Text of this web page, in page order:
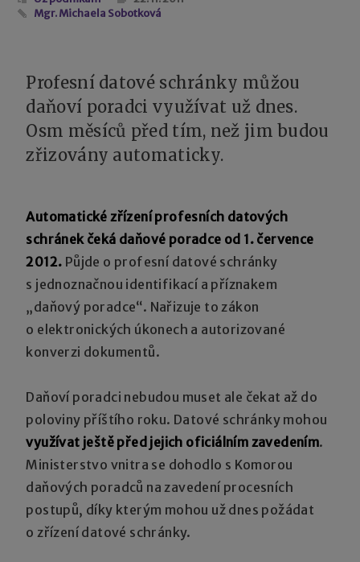
Mgr. Michaela Sobotková
Profesní datové schránky můžou
daňoví poradci využívat už dnes.
Osm měsíců před tím, než jim budou
zřizovány automaticky.
Automatické zřízení profesních datových
schránek čeká daňové poradce od 1. července
2012. Půjde o profesní datové schránky
s jednoznačnou identifikací a příznakem
„daňový poradce“. Nařizuje to zákon
o elektronických úkonech a autorizované
konverzi dokumentů.
Daňoví poradci nebudou muset ale čekat až do
poloviny příštího roku. Datové schránky mohou
využívat ještě před jejich oficiálním zavedením.
Ministerstvo vnitra se dohodlo s Komorou
daňových poradců na zavedení procesních
postupů, díky kterým mohou už dnes požádat
o zřízení datové schránky.